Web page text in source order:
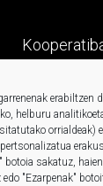
erabiltzen
helburu
orrialdeak)
botoia sakatuz,
"Ezarpenak"
Prentsa
Kontaktua